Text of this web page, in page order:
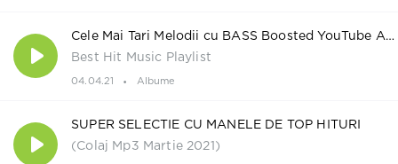
Cele Mai Tari Melodii cu BASS Boosted YouTube Aprilie 2021
Best Hit Music Playlist
04.04.21 Albume
SUPER SELECTIE CU MANELE DE TOP HITURI
(Colaj Mp3 Martie 2021)